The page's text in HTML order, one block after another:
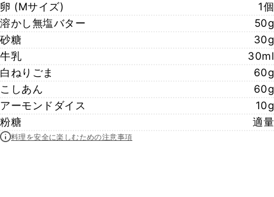
卵 (Mサイズ)
1個
溶かし無塩バター
50g
砂糖
30g
牛乳
30ml
白ねりごま
60g
こしあん
60g
アーモンドダイス
10g
粉糖
適量
料理を安全に楽しむための注意事項